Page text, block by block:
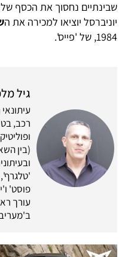
שבינתיים נחסוך את הכסף
יוניברסל יוציאו למכירה את ה
1984, של 'פייס'.
גיל
רכב,
(בין
פוסט'
עורך